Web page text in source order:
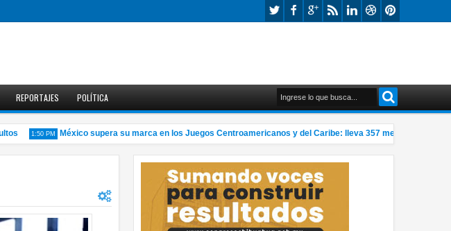
REPORTAJES POLÍTICA
1:50 PM México supera su marca en los Juegos Centroamericanos y del Caribe: lleva 357 medallas